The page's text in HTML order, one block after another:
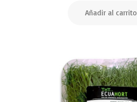
Añadir al carrito